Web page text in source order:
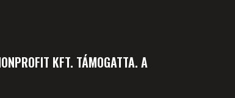
KFT. TÁMOGATTA. A